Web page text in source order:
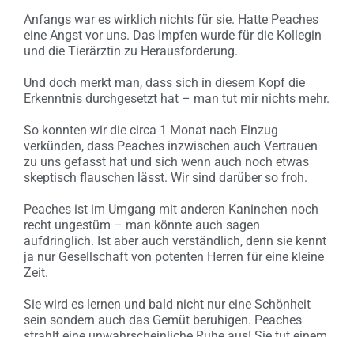
Anfangs war es wirklich nichts für sie. Hatte Peaches
eine Angst vor uns. Das Impfen wurde für die Kollegin
und die Tierärztin zu Herausforderung.
Und doch merkt man, dass sich in diesem Kopf die
Erkenntnis durchgesetzt hat – man tut mir nichts mehr.
So konnten wir die circa 1 Monat nach Einzug
verkünden, dass Peaches inzwischen auch Vertrauen
zu uns gefasst hat und sich wenn auch noch etwas
skeptisch flauschen lässt. Wir sind darüber so froh.
Peaches ist im Umgang mit anderen Kaninchen noch
recht ungestüm – man könnte auch sagen
aufdringlich. Ist aber auch verständlich, denn sie kennt
ja nur Gesellschaft von potenten Herren für eine kleine
Zeit.
Sie wird es lernen und bald nicht nur eine Schönheit
sein sondern auch das Gemüt beruhigen. Peaches